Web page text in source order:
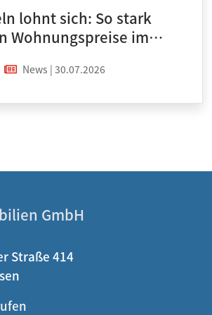
lohnt sich: So stark
Wohnungspreise im
News | 30.07.2026
GmbH
Straße 414